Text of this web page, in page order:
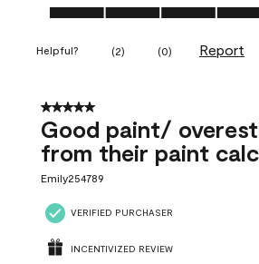
Ease of Application, 5.0 out of 5
Helpful? (2) (0) Report
5 out of 5 stars.
Good paint/
from their paint
Emily254789
VERIFIED PURCHASER
INCENTIVIZED REVIEW